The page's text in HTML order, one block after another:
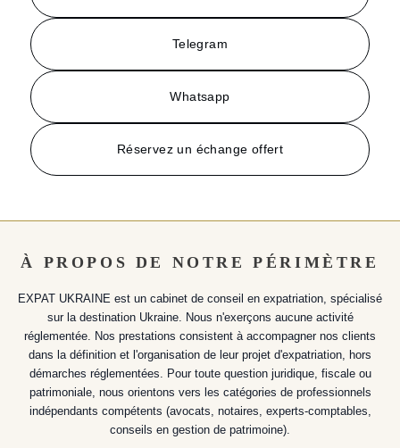
Telegram
Whatsapp
Réservez un échange offert
À PROPOS DE NOTRE PÉRIMÈTRE
EXPAT UKRAINE est un cabinet de conseil en expatriation, spécialisé
sur la destination Ukraine. Nous n'exerçons aucune activité
réglementée. Nos prestations consistent à accompagner nos clients
dans la définition et l'organisation de leur projet d'expatriation, hors
démarches réglementées. Pour toute question juridique, fiscale ou
patrimoniale, nous orientons vers les catégories de professionnels
indépendants compétents (avocats, notaires, experts-comptables,
conseils en gestion de patrimoine).